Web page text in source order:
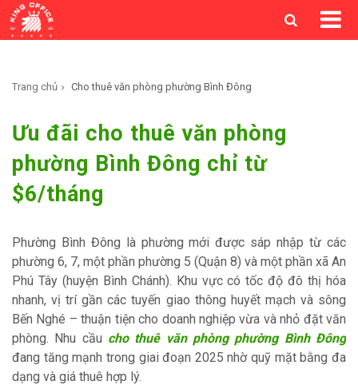
Trang chủ Cho thuê văn phòng phường Bình Đông
Ưu đãi cho thuê văn phòng
phường Bình Đông chỉ từ
$6/tháng
Phường Bình Đông là phường mới được sáp nhập từ các
phường 6, 7, một phần phường 5 (Quận 8) và một phần xã An
Phú Tây (huyện Bình Chánh). Khu vực có tốc độ đô thị hóa
nhanh, vị trí gần các tuyến giao thông huyết mạch và sông
Bến Nghé – thuận tiện cho doanh nghiệp vừa và nhỏ đặt văn
phòng. Nhu cầu cho thuê văn phòng phường Bình Đông
đang tăng mạnh trong giai đoạn 2025 nhờ quỹ mặt bằng đa
dạng và giá thuê hợp lý.